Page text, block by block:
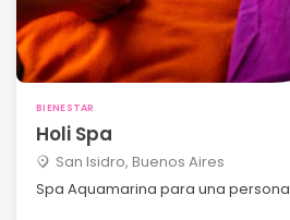
BIENESTAR
Holi Spa
San Isidro, Buenos Aires
Spa Aquamarina para una persona